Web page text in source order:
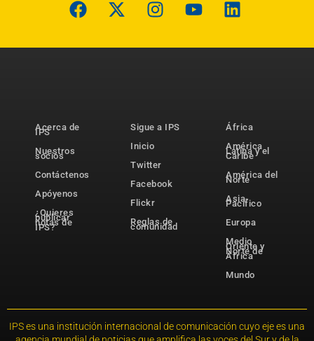
Acerca de
IPS
Nuestros
socios
Contáctenos
Apóyenos
¿Quieres
publicar
notas de
IPS?
Sigue a IPS
Inicio
Twitter
Facebook
Flickr
Reglas de
comunidad
África
América
Latina y el
Caribe
América del
Norte
Asia-
Pacífico
Europa
Medio
Oriente y
Norte de
África
Mundo
IPS es una institución internacional de comunicación cuyo eje es una